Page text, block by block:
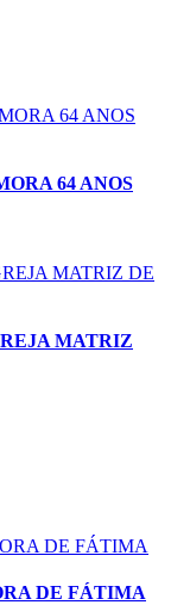
64 ANOS
MATRIZ
DE FÁTIMA